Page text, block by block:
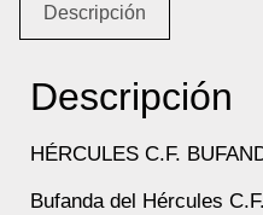
Descripción
Descripción
HÉRCULES C.F.
Bufanda del Hércules